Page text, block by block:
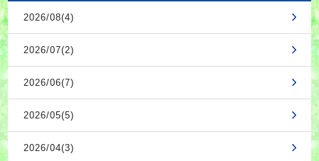
2026/08(4)
2026/07(2)
2026/06(7)
2026/05(5)
2026/04(3)